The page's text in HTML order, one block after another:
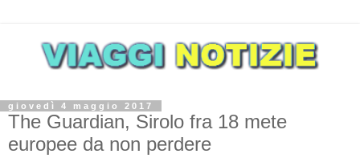
giovedì 4 maggio 2017
The Guardian, Sirolo fra 18 mete
europee da non perdere